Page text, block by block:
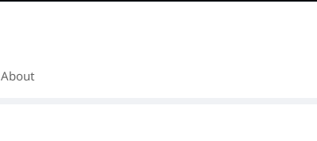
About